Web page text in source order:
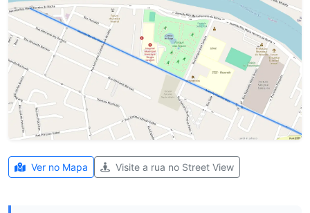
Ver no Mapa Visite a rua no Street View